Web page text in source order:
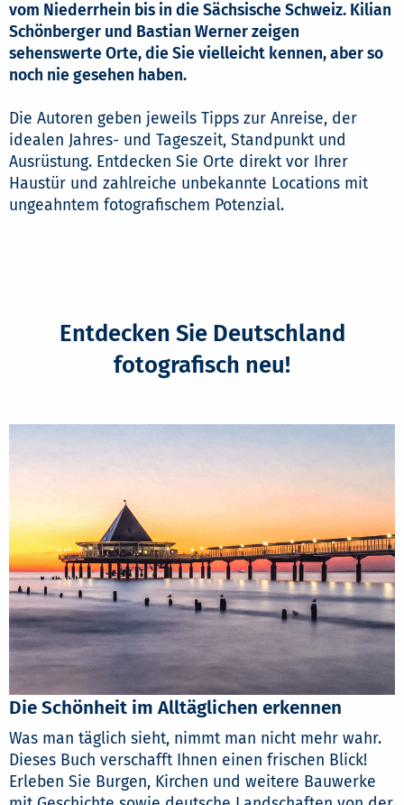
vom Niederrhein bis in die Sächsische Schweiz. Kilian
Schönberger und Bastian Werner zeigen
sehenswerte Orte, die Sie vielleicht kennen, aber so
noch nie gesehen haben.
Die Autoren geben jeweils Tipps zur Anreise, der
idealen Jahres- und Tageszeit, Standpunkt und
Ausrüstung. Entdecken Sie Orte direkt vor Ihrer
Haustür und zahlreiche unbekannte Locations mit
ungeahntem fotografischem Potenzial.
Entdecken Sie Deutschland
fotografisch neu!
Die Schönheit im Alltäglichen erkennen
Was man täglich sieht, nimmt man nicht mehr wahr.
Dieses Buch verschafft Ihnen einen frischen Blick!
Erleben Sie Burgen, Kirchen und weitere Bauwerke